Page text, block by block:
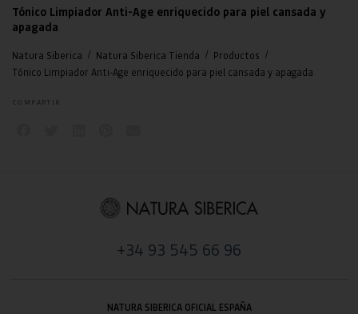
Tónico Limpiador Anti-Age enriquecido para piel cansada y
apagada
Natura Siberica / Natura Siberica Tienda / Productos /
Tónico Limpiador Anti-Age enriquecido para piel cansada y apagada
COMPARTIR
+34 93 545 66 96
NATURA SIBERICA OFICIAL ESPAÑA